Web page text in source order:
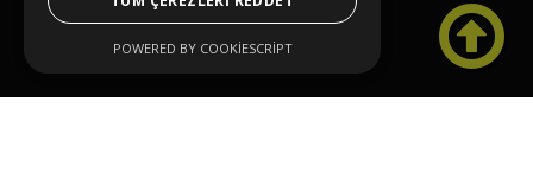

POWERED BY COOKIESCRIPT